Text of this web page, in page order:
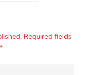
Required fields